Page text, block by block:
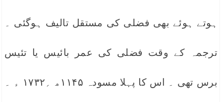
ہوتے ہوئے بھی فضلی کی مستقل تالیف ہوگئی ۔
ترجمہ کے وقت فضلی کی عمر بائیس یا تئیس
برس تھی ۔ اس کا پہلا مسودہ ۱۱۴۵ھ ؍۱۷۳۲ ء ۔